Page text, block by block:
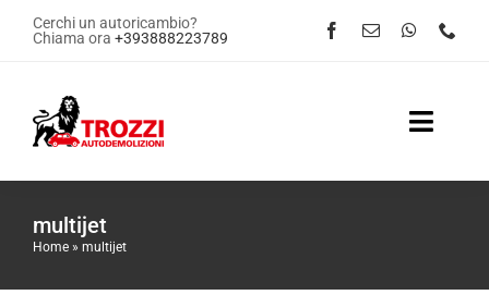
SaltaCerchi un autoricambio?
Chiama ora +393888223789
Toggle
multijet
Home » multijet